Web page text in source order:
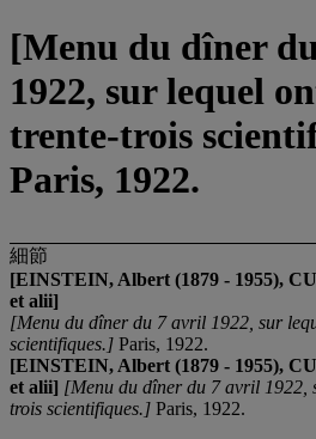
[Menu du dîner
1922, sur lequel
trente-trois
Paris, 1922.
細節
[EINSTEIN, Albert (1879 - 1955),
et alii]
[Menu du dîner du 7 avril 1922, sur
scientifiques.] Paris, 1922.
[EINSTEIN, Albert (1879 - 1955),
et alii] [Menu du dîner du 7 avril 1922,
trois scientifiques.] Paris, 1922.